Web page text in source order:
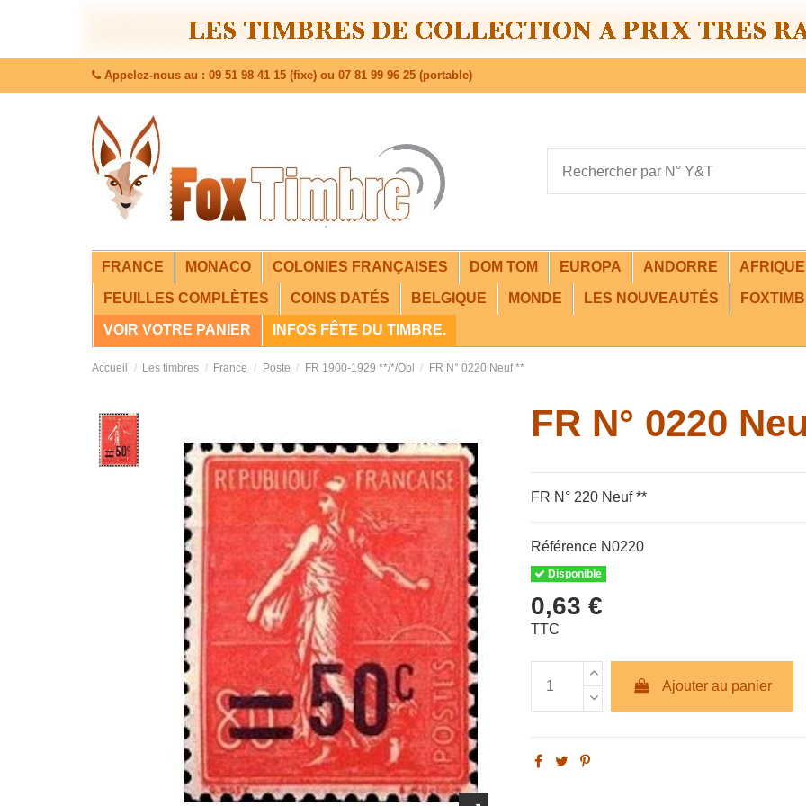
Appelez-nous au : 09 51 98 41 15 (fixe) ou 07 81 99 96 25 (portable)
FRANCE MONACO COLONIES FRANÇAISES DOM TOM EUROPA ANDORRE
FEUILLES COMPLÈTES COINS DATÉS BELGIQUE MONDE LES NOUVEAUTÉS
VOIR VOTRE PANIER INFOS FÊTE DU TIMBRE.
Accueil Les timbres France Poste FR 1900-1929 **/*/Obl FR N° 0220 Neuf **
FR N° 0220
FR N° 220 Neuf **
Référence N0220
Disponible
0,63 €
TTC
Ajouter au panier